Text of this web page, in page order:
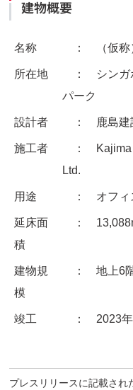
建物概要
名称 ： （仮称
所在地
： シンガ
パーク
設計者 ： 鹿島建
施工者
： Kajima
Ltd.
用途 ： オフィ
延床面
積
：
建物規
模
： 地上6
竣工 ： 2023年
プレスリリースに記載され